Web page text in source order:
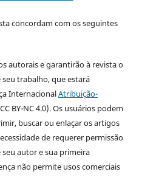
concordam com os seguintes
autorais e garantirão à revista o
trabalho, que estará
InternacionalAtribuição-
BY-NC 4.0). Os usuários podem
buscar ou enlaçar os artigos
de requerer permissão
autor e sua primeira
não permite usos comerciais